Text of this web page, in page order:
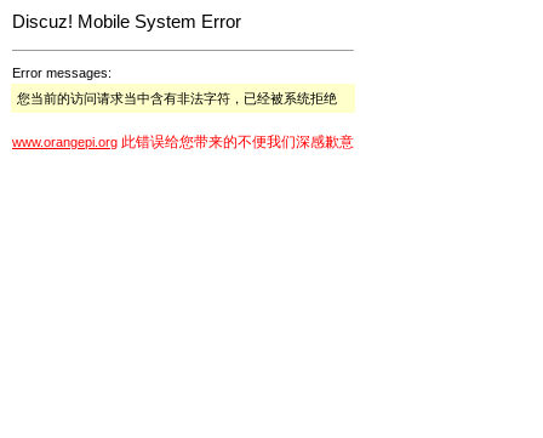
Discuz! Mobile System Error
Error messages:
您当前的访问请求当中含有非法字符，已经被系统拒绝
www.orangepi.org 此错误给您带来的不便我们深感歉意